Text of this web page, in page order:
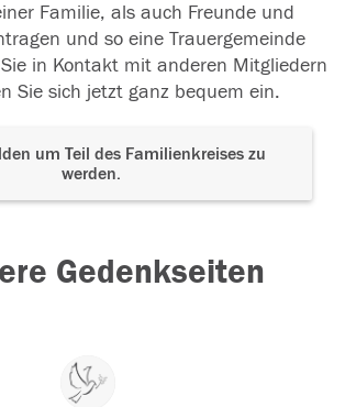
Familie, als auch Freunde und
und so eine Trauergemeinde
in Kontakt mit anderen Mitgliedern
Sie sich jetzt ganz bequem ein.
um Teil des Familienkreises zu
werden.
Gedenkseiten